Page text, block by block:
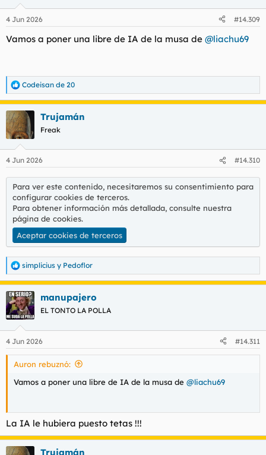
e
:
4 Jun 2026 #14.309
Vamos a poner una libre de IA de la musa de @liachu69
R
e
a
c
c
i
e
Codeisan de 20
Trujamán
Freak
4 Jun 2026 #14.310
Para ver este contenido, necesitaremos su consentimiento para
configurar cookies de terceros.
Para obtener información más detallada, consulte nuestra
página de cookies.
Aceptar cookies de terceros
R
e
a
c
c
i
e
s
simplicius y Pedoflor
manupajero
EL TONTO LA POLLA
4 Jun 2026 #14.311
Auron rebuznó:
Vamos a poner una libre de IA de la musa de @liachu69
La IA le hubiera puesto tetas !!!
Trujamán